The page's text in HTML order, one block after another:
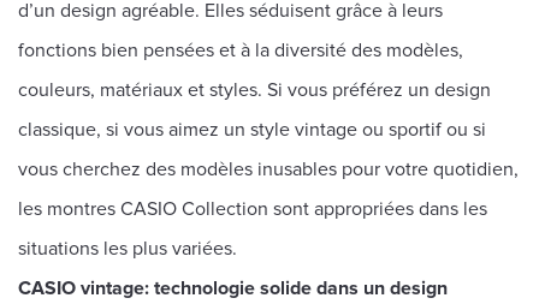
d’un design agréable. Elles séduisent grâce à leurs
fonctions bien pensées et à la diversité des modèles,
couleurs, matériaux et styles. Si vous préférez un design
classique, si vous aimez un style vintage ou sportif ou si
vous cherchez des modèles inusables pour votre quotidien,
les montres CASIO Collection sont appropriées dans les
situations les plus variées.
CASIO vintage: technologie solide dans un design